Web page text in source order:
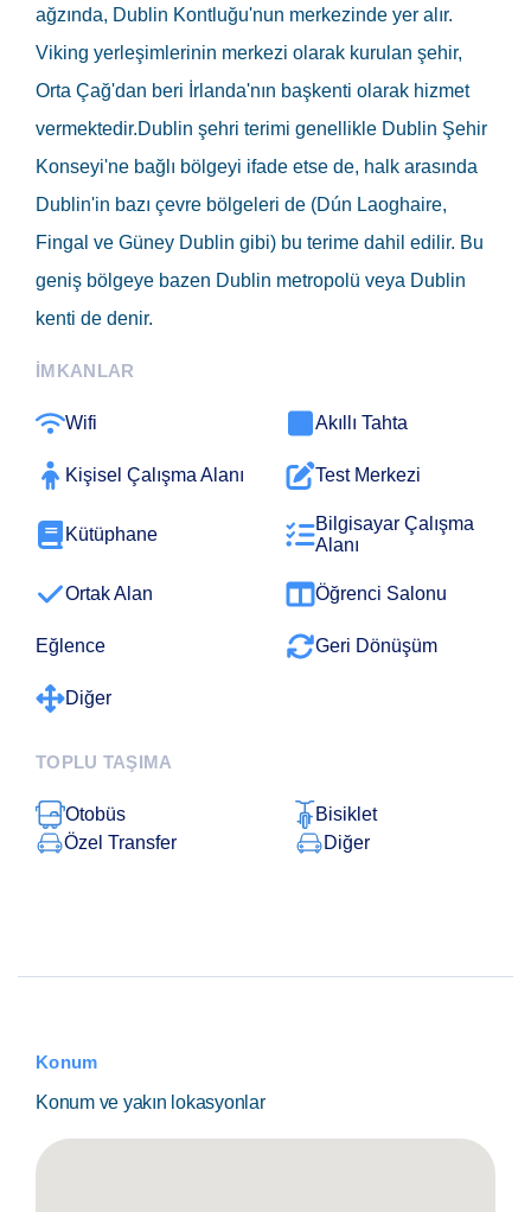
ağzında, Dublin Kontluğu'nun merkezinde yer alır.
Viking yerleşimlerinin merkezi olarak kurulan şehir,
Orta Çağ'dan beri İrlanda'nın başkenti olarak hizmet
vermektedir.Dublin şehri terimi genellikle Dublin Şehir
Konseyi'ne bağlı bölgeyi ifade etse de, halk arasında
Dublin'in bazı çevre bölgeleri de (Dún Laoghaire,
Fingal ve Güney Dublin gibi) bu terime dahil edilir. Bu
geniş bölgeye bazen Dublin metropolü veya Dublin
kenti de denir.
İMKANLAR
Wifi Akıllı Tahta
Kişisel Çalışma Alanı Test Merkezi
Kütüphane
Bilgisayar Çalışma
Alanı
Ortak Alan Öğrenci Salonu
Eğlence Geri Dönüşüm
Diğer
TOPLU TAŞIMA
Otobüs
Bisiklet
Özel Transfer
Diğer
Konum
Konum ve yakın lokasyonlar